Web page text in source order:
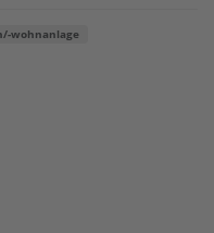
wohnanlage